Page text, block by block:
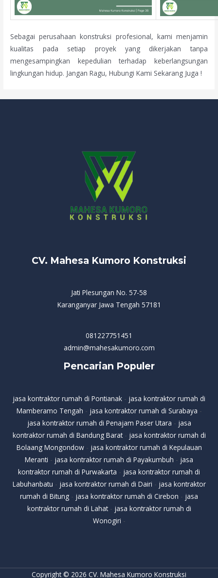
Sebagai perusahaan konstruksi profesional, kami menjamin
kualitas pada setiap proyek yang dikerjakan tanpa
mengesampingkan kepedulian terhadap keberlangsungan
lingkungan hidup. Jangan Ragu, Hubungi Kami Sekarang Juga !
CV. Mahesa Kumoro Konstruksi
Jati Plesungan No. 57-58
Karanganyar Jawa Tengah 57181
081227751451
admin@mahesakumoro.com
Pencarian Populer
jasa kontraktor rumah di Pontianak - jasa kontraktor rumah di
Mamberamo Tengah - jasa kontraktor rumah di Surabaya -
jasa kontraktor rumah di Penajam Paser Utara - jasa
kontraktor rumah di Bandung Barat- jasa kontraktor rumah di
Bolaang Mongondow- jasa kontraktor rumah di Kepulauan
Meranti - jasa kontraktor rumah di Payakumbuh - jasa
kontraktor rumah di Purwakarta - jasa kontraktor rumah di
Labuhanbatu - jasa kontraktor rumah di Dairi - jasa kontraktor
rumah di Bitung - jasa kontraktor rumah di Cirebon - jasa
kontraktor rumah di Lahat- jasa kontraktor rumah di
Wonogiri -
Copyright © 2026 CV. Mahesa Kumoro Konstruksi